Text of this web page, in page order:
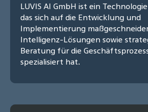
LUVIS AI GmbH ist ein
das sich auf die Entwicklung und
Implementierung
Intelligenz-Lösungen sowie
Beratung für die
spezialisiert hat.